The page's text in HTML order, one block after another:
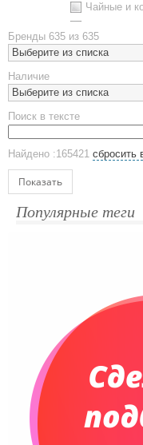
Чайные и
Наборы
Предметы
Стаканы
Эко кружки
Аксессуары
Ежедневники и
Сумки и
Сумки для
Рюкзаки
Бренды 635 из 635
Выберите из списка
Наличие
Выберите из списка
Поиск в тексте
Найдено :165421 сбросить
Показать
Популярные теги